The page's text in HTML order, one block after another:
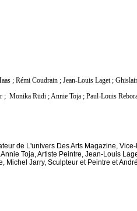
; Rémi Coudrain ; Jean-Louis Laget ;
; Monika Rüdi ; Annie Toja ; Paul-Louis
de L'univers Des Arts Magazine,
Toja, Artiste Peintre, Jean-Louis
Michel Jarry, Sculpteur et Peintre et